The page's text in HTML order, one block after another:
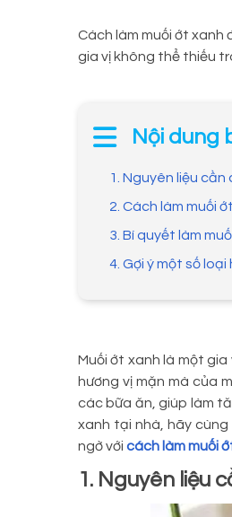
Cách làm muối ớt xanh
gia vị không thể thiếu
Nội dung
1. Nguyên liệu cần
2. Cách làm muối
3. Bí quyết làm
4. Gợi ý một số
Muối ớt xanh là một
hương vị mặn mà của
các bữa ăn, giúp làm
xanh tại nhà, hãy
ngờ với cách làm muối
1. Nguyên liệu